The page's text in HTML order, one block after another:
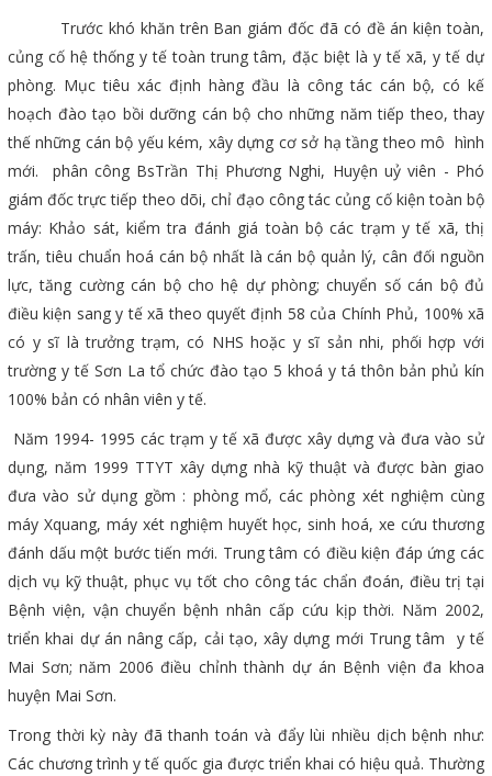
Trước khó khăn trên Ban giám đốc đã có đề án kiện toàn,
củng cố hệ thống y tế toàn trung tâm, đặc biệt là y tế xã, y tế dự
phòng. Mục tiêu xác định hàng đầu là công tác cán bộ, có kế
hoạch đào tạo bồi dưỡng cán bộ cho những năm tiếp theo, thay
thế những cán bộ yếu kém, xây dựng cơ sở hạ tầng theo mô hình
mới. phân công BsTrần Thị Phương Nghi, Huyện uỷ viên - Phó
giám đốc trực tiếp theo dõi, chỉ đạo công tác củng cố kiện toàn bộ
máy: Khảo sát, kiểm tra đánh giá toàn bộ các trạm y tế xã, thị
trấn, tiêu chuẩn hoá cán bộ nhất là cán bộ quản lý, cân đối nguồn
lực, tăng cường cán bộ cho hệ dự phòng; chuyển số cán bộ đủ
điều kiện sang y tế xã theo quyết định 58 của Chính Phủ, 100% xã
có y sĩ là trưởng trạm, có NHS hoặc y sĩ sản nhi, phối hợp với
trường y tế Sơn La tổ chức đào tạo 5 khoá y tá thôn bản phủ kín
100% bản có nhân viên y tế.
Năm 1994- 1995 các trạm y tế xã được xây dựng và đưa vào sử
dụng, năm 1999 TTYT xây dựng nhà kỹ thuật và được bàn giao
đưa vào sử dụng gồm : phòng mổ, các phòng xét nghiệm cùng
máy Xquang, máy xét nghiệm huyết học, sinh hoá, xe cứu thương
đánh dấu một bước tiến mới. Trung tâm có điều kiện đáp ứng các
dịch vụ kỹ thuật, phục vụ tốt cho công tác chẩn đoán, điều trị tại
Bệnh viện, vận chuyển bệnh nhân cấp cứu kịp thời. Năm 2002,
triển khai dự án nâng cấp, cải tạo, xây dựng mới Trung tâm y tế
Mai Sơn; năm 2006 điều chỉnh thành dự án Bệnh viện đa khoa
huyện Mai Sơn.
Trong thời kỳ này đã thanh toán và đẩy lùi nhiều dịch bệnh như:
Các chương trình y tế quốc gia được triển khai có hiệu quả. Thường